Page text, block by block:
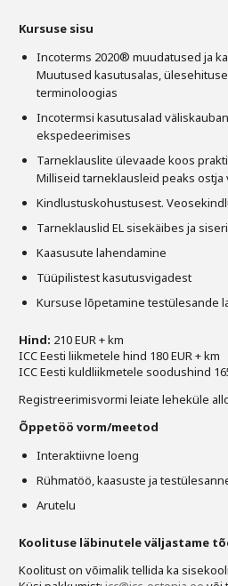
Kursuse sisu
Incoterms 2020® muudatused ja
Muutused kasutusalas,
terminoloogias
Incotermsi kasutusalad
ekspedeerimises
Tarneklauslite ülevaade koos
Milliseid tarneklausleid peaks ostja
Kindlustuskohustusest.
Tarneklauslid EL sisekäibes ja
Kaasusute lahendamine
Tüüpilistest kasutusvigadest
Kursuse lõpetamine testülesande
Hind: 210 EUR + km
ICC Eesti liikmetele hind 180 EUR + km
ICC Eesti kuldliikmetele soodushind
Registreerimisvormi leiate leheküle
Õppetöö vorm/meetod
Interaktiivne loeng
Rühmatöö, kaasuste ja
Arutelu
Koolituse läbinutele väljastame
Koolitust on võimalik tellida ka